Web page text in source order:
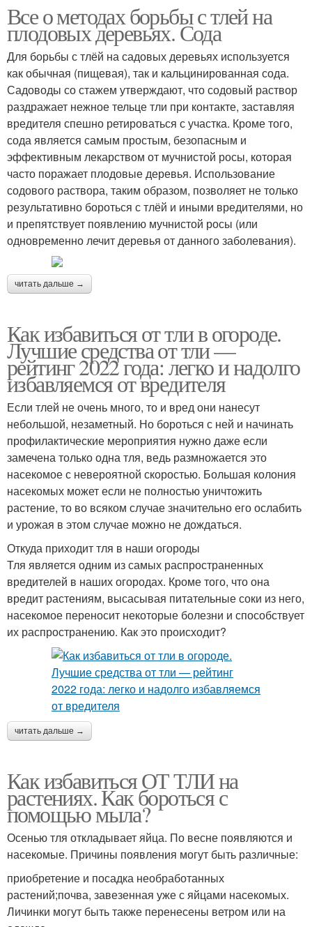
Все о методах борьбы с тлей на
плодовых деревьях. Сода
Для борьбы с тлёй на садовых деревьях используется
как обычная (пищевая), так и кальцинированная сода.
Садоводы со стажем утверждают, что содовый раствор
раздражает нежное тельце тли при контакте, заставляя
вредителя спешно ретироваться с участка. Кроме того,
сода является самым простым, безопасным и
эффективным лекарством от мучнистой росы, которая
часто поражает плодовые деревья. Использование
содового раствора, таким образом, позволяет не только
результативно бороться с тлёй и иными вредителями, но
и препятствует появлению мучнистой росы (или
одновременно лечит деревья от данного заболевания).
читать дальше →
Как избавиться от тли в огороде.
Лучшие средства от тли —
рейтинг 2022 года: легко и надолго
избавляемся от вредителя
Если тлей не очень много, то и вред они нанесут
небольшой, незаметный. Но бороться с ней и начинать
профилактические мероприятия нужно даже если
замечена только одна тля, ведь размножается это
насекомое с невероятной скоростью. Большая колония
насекомых может если не полностью уничтожить
растение, то во всяком случае значительно его ослабить
и урожая в этом случае можно не дождаться.
Откуда приходит тля в наши огороды
Тля является одним из самых распространенных
вредителей в наших огородах. Кроме того, что она
вредит растениям, высасывая питательные соки из него,
насекомое переносит некоторые болезни и способствует
их распространению. Как это происходит?
читать дальше →
Как избавиться ОТ ТЛИ на
растениях. Как бороться с
помощью мыла?
Осенью тля откладывает яйца. По весне появляются и
насекомые. Причины появления могут быть различные:
приобретение и посадка необработанных
растений;почва, завезенная уже с яйцами насекомых.
Личинки могут быть также перенесены ветром или на